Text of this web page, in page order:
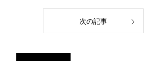
次の記事